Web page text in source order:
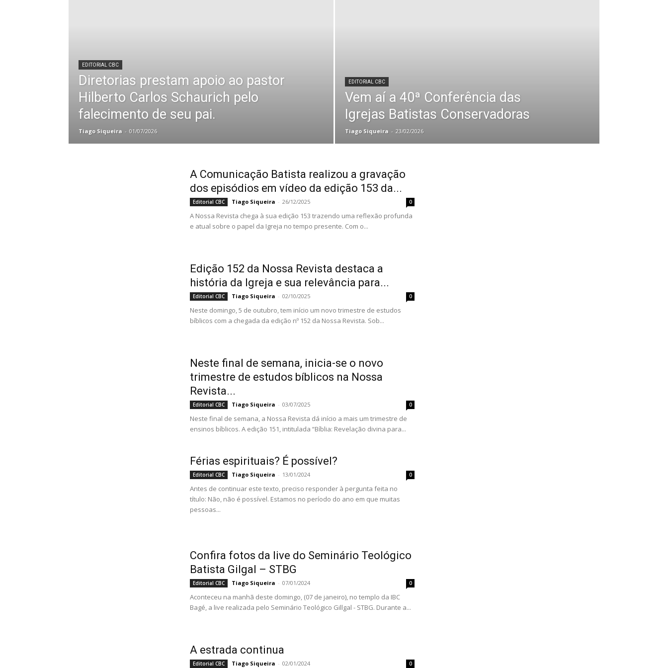
EDITORIAL CBC
Diretorias prestam apoio ao pastor
Hilberto Carlos Schaurich pelo
falecimento de seu pai.
Tiago Siqueira - 01/07/2026
EDITORIAL CBC
Vem aí a 40ª Conferência das
Igrejas Batistas Conservadoras
Tiago Siqueira - 23/02/2026
A Comunicação Batista realizou a gravação
dos episódios em vídeo da edição 153 da...
Editorial CBC Tiago Siqueira - 26/12/2025 0
A Nossa Revista chega à sua edição 153 trazendo uma reflexão profunda
e atual sobre o papel da Igreja no tempo presente. Com o...
Edição 152 da Nossa Revista destaca a
história da Igreja e sua relevância para...
Editorial CBC Tiago Siqueira - 02/10/2025 0
Neste domingo, 5 de outubro, tem início um novo trimestre de estudos
bíblicos com a chegada da edição nº 152 da Nossa Revista. Sob...
Neste final de semana, inicia-se o novo
trimestre de estudos bíblicos na Nossa
Revista...
Editorial CBC Tiago Siqueira - 03/07/2025 0
Neste final de semana, a Nossa Revista dá início a mais um trimestre de
ensinos bíblicos. A edição 151, intitulada “Bíblia: Revelação divina para...
Férias espirituais? É possível?
Editorial CBC Tiago Siqueira - 13/01/2024 0
Antes de continuar este texto, preciso responder à pergunta feita no
título: Não, não é possível. Estamos no período do ano em que muitas
pessoas...
Confira fotos da live do Seminário Teológico
Batista Gilgal – STBG
Editorial CBC Tiago Siqueira - 07/01/2024 0
Aconteceu na manhã deste domingo, (07 de janeiro), no templo da IBC
Bagé, a live realizada pelo Seminário Teológico Gillgal - STBG. Durante a...
A estrada continua
Editorial CBC Tiago Siqueira - 02/01/2024 0